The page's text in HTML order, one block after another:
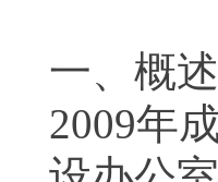
一、概述
2009年